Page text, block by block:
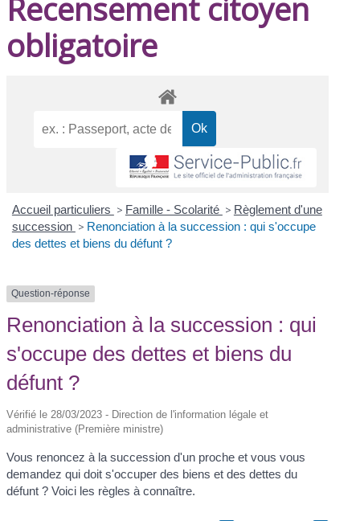
Recensement citoyen
obligatoire
Accueil particuliers > Famille - Scolarité > Règlement d'une
succession > Renonciation à la succession : qui s'occupe
des dettes et biens du défunt ?
Question-réponse
Renonciation à la succession : qui
s'occupe des dettes et biens du
défunt ?
Vérifié le 28/03/2023 - Direction de l'information légale et
administrative (Première ministre)
Vous renoncez à la succession d'un proche et vous vous
demandez qui doit s'occuper des biens et des dettes du
défunt ? Voici les règles à connaître.